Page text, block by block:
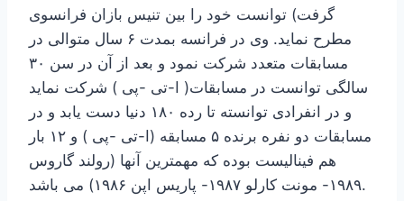
گرفت) توانست خود را بین تنیس بازان فرانسوی
مطرح نماید. وی در فرانسه بمدت ۶ سال متوالی در
مسابقات متعدد شرکت نمود و بعد از آن در سن ۳۰
سالگی توانست در مسابقات( ا-تی -پی ) شرکت نماید
و در انفرادی توانسته تا رده ۱۸۰ دنیا دست یابد و در
مسابقات دو نفره برنده ۵ مسابقه (ا-تی -پی ) و ۱۲ بار
هم فینالیست بوده که مهمترین آنها (رولند گاروس
۱۹۸۹- مونت کارلو ۱۹۸۷- پاریس اپن ۱۹۸۶) می باشد.